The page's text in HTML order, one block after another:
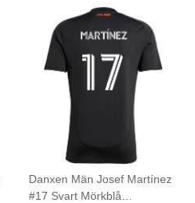
Danxen Män Josef Martínez
#17 Svart Mörkblå